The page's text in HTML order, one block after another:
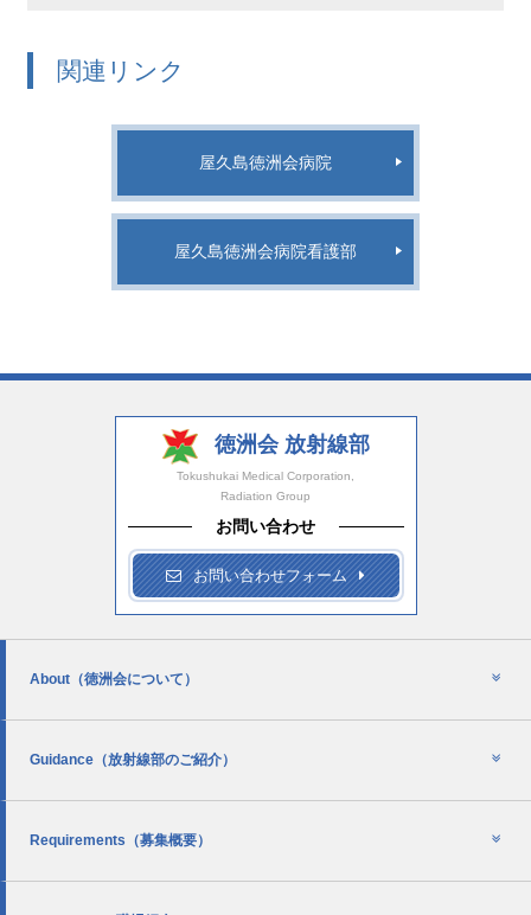
関連リンク
屋久島徳洲会病院
屋久島徳洲会病院看護部
徳洲会 放射線部
Tokushukai Medical Corporation,
Radiation Group
お問い合わせ
お問い合わせフォーム
About （徳洲会について）
Guidance （放射線部のご紹介）
Requirements （募集概要）